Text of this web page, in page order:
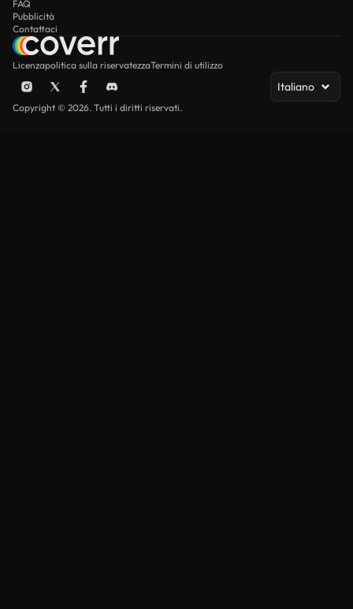
FAQ
Pubblicità
Contattaci
Licenzapolitica sulla riservatezzaTermini di utilizzo
Italiano
Copyright © 2026. Tutti i diritti riservati.